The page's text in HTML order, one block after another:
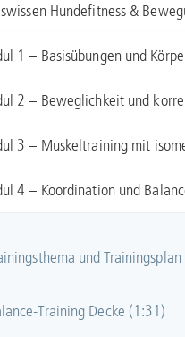
Hundefitness &
1 – Basisübungen und
2 – Beweglichkeit und
3 – Muskeltraining mit
4 – Koordination und
und Trainingsplan
Training Decke (1:31)